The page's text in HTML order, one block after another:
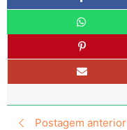
Postagem anterior